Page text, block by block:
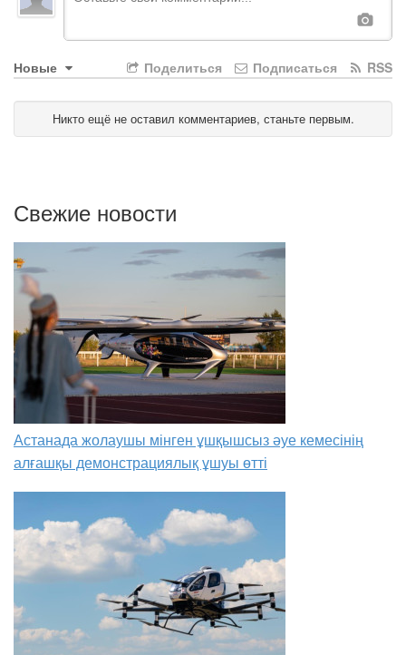
Новые RSS
Подписаться
Поделиться
Никто ещё не оставил комментариев, станьте первым.
Свежие новости
Астанада жолаушы мінген ұшқышсыз әуе кемесінің
алғашқы демонстрациялық ұшуы өтті